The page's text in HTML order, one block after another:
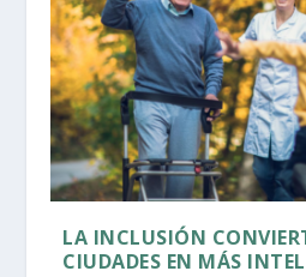
LA INCLUSIÓN
CIUDADES EN MÁS